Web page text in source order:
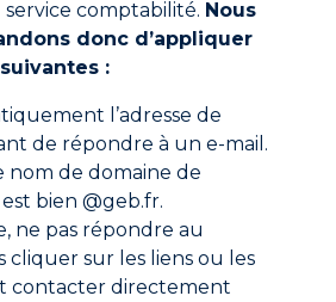
à télécharger
de sécurité
comptabilité. Nous
donc d’appliquer
:
l’adresse de
de répondre à un e-mail.
nom de domaine de
est bien @geb.fr.
ne pas répondre au
cliquer sur les liens ou les
contacter directement